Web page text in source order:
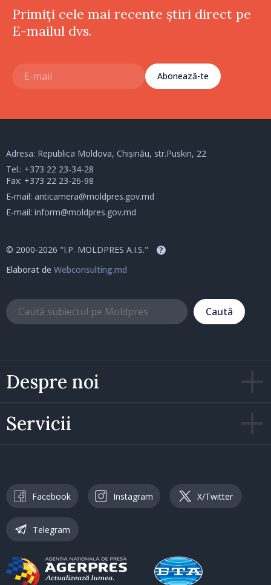
Primiți cele mai recente știri direct pe
E-mailul dvs.
Abonează-te
Despre noi
Servicii
Adresa: Republica Moldova, Chișinău, str.Puskin, 22
Tel.: +373 22 23-34-28
Fax: +373 22 23-26-98
E-mail: anticamera@moldpres.gov.md
E-mail: inform@moldpres.gov.md
© 2000-2026 "I.P. MOLDPRES A.I.S." ?
Elaborat de Webconsulting.md
Caută
Facebook Instagram X/Twitter
Telegram